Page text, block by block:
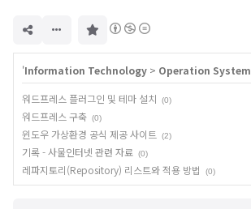
'Information Technology > Operation System
워드프레스 플러그인 및 테마 설치 (0)
워드프레스 구축 (0)
윈도우 가상환경 공식 제공 사이트 (2)
기록 - 사물인터넷 관련 자료 (0)
레파지토리(Repository) 리스트와 적용 방법 (0)